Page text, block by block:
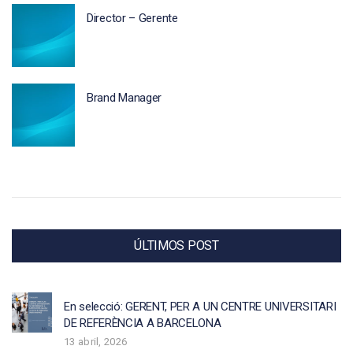
Director – Gerente
Brand Manager
ÚLTIMOS POST
En selecció: GERENT, PER A UN CENTRE UNIVERSITARI
DE REFERÈNCIA A BARCELONA
13 abril, 2026